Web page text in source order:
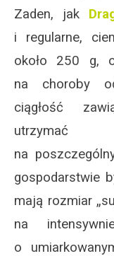
Zaden, jak
i regularne,
około 250 g,
na choroby
ciągłość
utrzymać
na
gospodarstwie
mają rozmiar
na
o